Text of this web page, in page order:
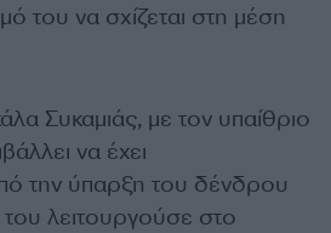
του να σχίζεται στη μέση
Συκαμιάς, με τον υπαίθριο
να έχει
την ύπαρξη του δένδρου
λειτουργούσε στο